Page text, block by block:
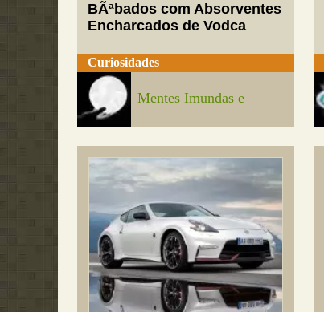
BÃªbados com Absorventes
Encharcados de Vodca
Curiosidades
Mentes Imundas e